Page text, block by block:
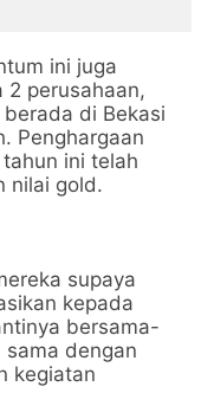
ini juga
2 perusahaan,
di Bekasi
Penghargaan
ini telah
nilai gold.
supaya
kepada
bersama-
sama dengan
kegiatan